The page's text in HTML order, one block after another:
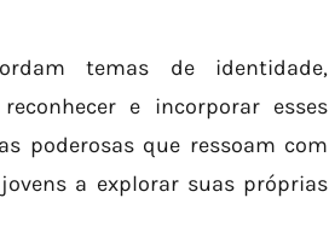
temas de identidade,
e incorporar esses
poderosas que ressoam com
a explorar suas próprias